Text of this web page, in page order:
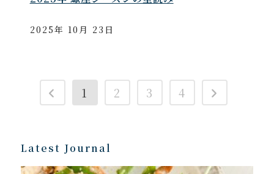
2025年 10月 23日
1 2 3 4
Latest Journal